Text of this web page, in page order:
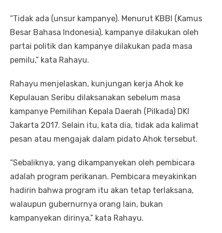
“Tidak ada (unsur kampanye). Menurut KBBI (Kamus
Besar Bahasa Indonesia), kampanye dilakukan oleh
partai politik dan kampanye dilakukan pada masa
pemilu,” kata Rahayu.
Rahayu menjelaskan, kunjungan kerja Ahok ke
Kepulauan Seribu dilaksanakan sebelum masa
kampanye Pemilihan Kepala Daerah (Pilkada) DKI
Jakarta 2017. Selain itu, kata dia, tidak ada kalimat
pesan atau mengajak dalam pidato Ahok tersebut.
“Sebaliknya, yang dikampanyekan oleh pembicara
adalah program perikanan. Pembicara meyakinkan
hadirin bahwa program itu akan tetap terlaksana,
walaupun gubernurnya orang lain, bukan
kampanyekan dirinya,” kata Rahayu.